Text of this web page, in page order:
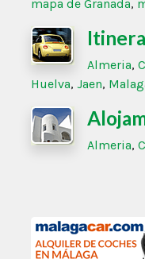
mapa de Granada,
Almeria,
Huelva, Jaen,
Almeria,